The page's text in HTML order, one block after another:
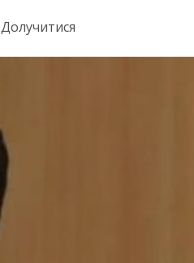
Долучитися